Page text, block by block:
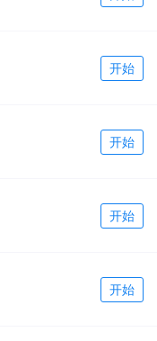
开始
开始
开始
开始